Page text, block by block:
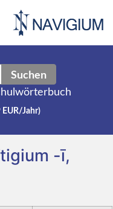
Suchen
Jahr)
-ī,